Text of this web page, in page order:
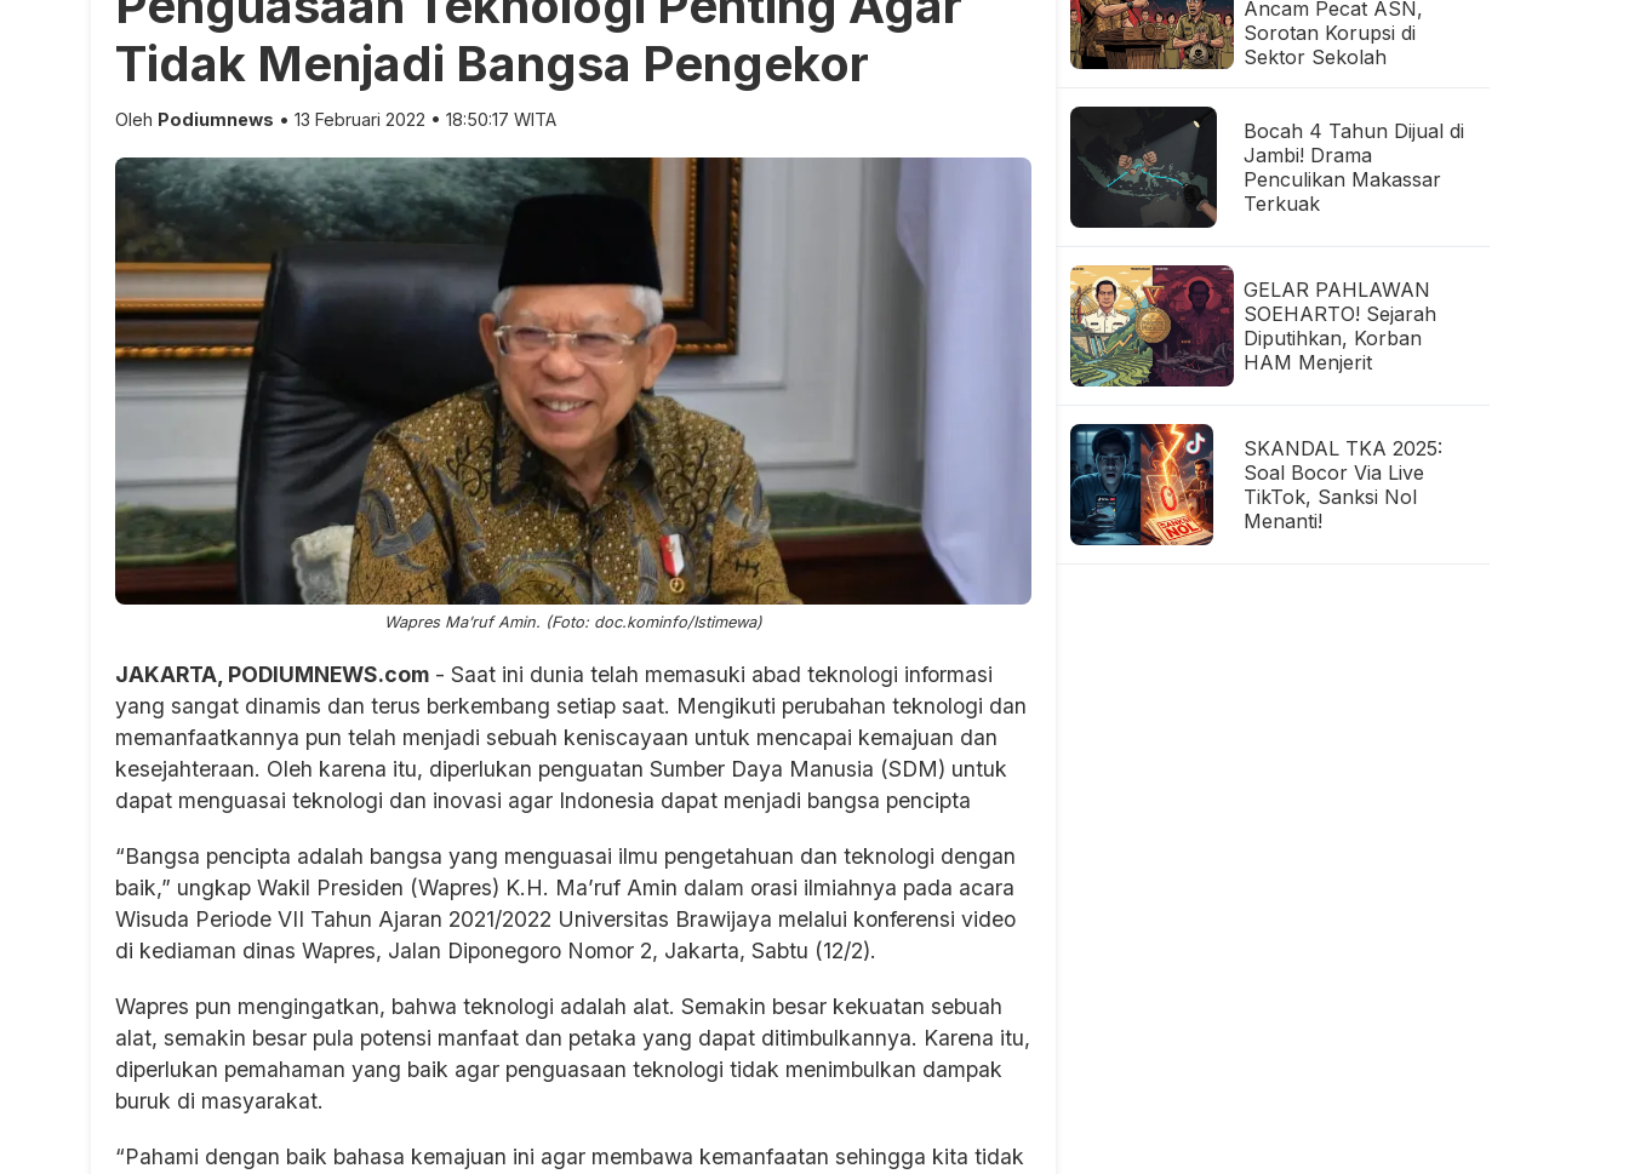
Tidak Menjadi Bangsa Pengekor
Oleh Podiumnews • 13 Februari 2022 • 18:50:17 WITA
Wapres Ma’ruf Amin. (Foto: doc.kominfo/Istimewa)
JAKARTA, PODIUMNEWS.com - Saat ini dunia telah memasuki abad teknologi informasi
yang sangat dinamis dan terus berkembang setiap saat. Mengikuti perubahan teknologi dan
memanfaatkannya pun telah menjadi sebuah keniscayaan untuk mencapai kemajuan dan
kesejahteraan. Oleh karena itu, diperlukan penguatan Sumber Daya Manusia (SDM) untuk
dapat menguasai teknologi dan inovasi agar Indonesia dapat menjadi bangsa pencipta
“Bangsa pencipta adalah bangsa yang menguasai ilmu pengetahuan dan teknologi dengan
baik,” ungkap Wakil Presiden (Wapres) K.H. Ma’ruf Amin dalam orasi ilmiahnya pada acara
Wisuda Periode VII Tahun Ajaran 2021/2022 Universitas Brawijaya melalui konferensi video
di kediaman dinas Wapres, Jalan Diponegoro Nomor 2, Jakarta, Sabtu (12/2).
Wapres pun mengingatkan, bahwa teknologi adalah alat. Semakin besar kekuatan sebuah
alat, semakin besar pula potensi manfaat dan petaka yang dapat ditimbulkannya. Karena itu,
diperlukan pemahaman yang baik agar penguasaan teknologi tidak menimbulkan dampak
buruk di masyarakat.
“Pahami dengan baik bahasa kemajuan ini agar membawa kemanfaatan sehingga kita tidak
Ancam Pecat ASN,
Sorotan Korupsi di
Sektor Sekolah
Bocah 4 Tahun Dijual di
Jambi! Drama
Penculikan Makassar
Terkuak
GELAR PAHLAWAN
SOEHARTO! Sejarah
Diputihkan, Korban
HAM Menjerit
SKANDAL TKA 2025:
Soal Bocor Via Live
TikTok, Sanksi Nol
Menanti!